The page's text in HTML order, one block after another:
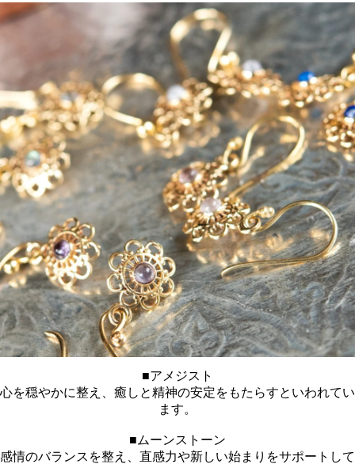
■アメジスト
心を穏やかに整え、癒しと精神の安定をもたらすといわれてい
ます。
■ムーンストーン
感情のバランスを整え、直感力や新しい始まりをサポートして